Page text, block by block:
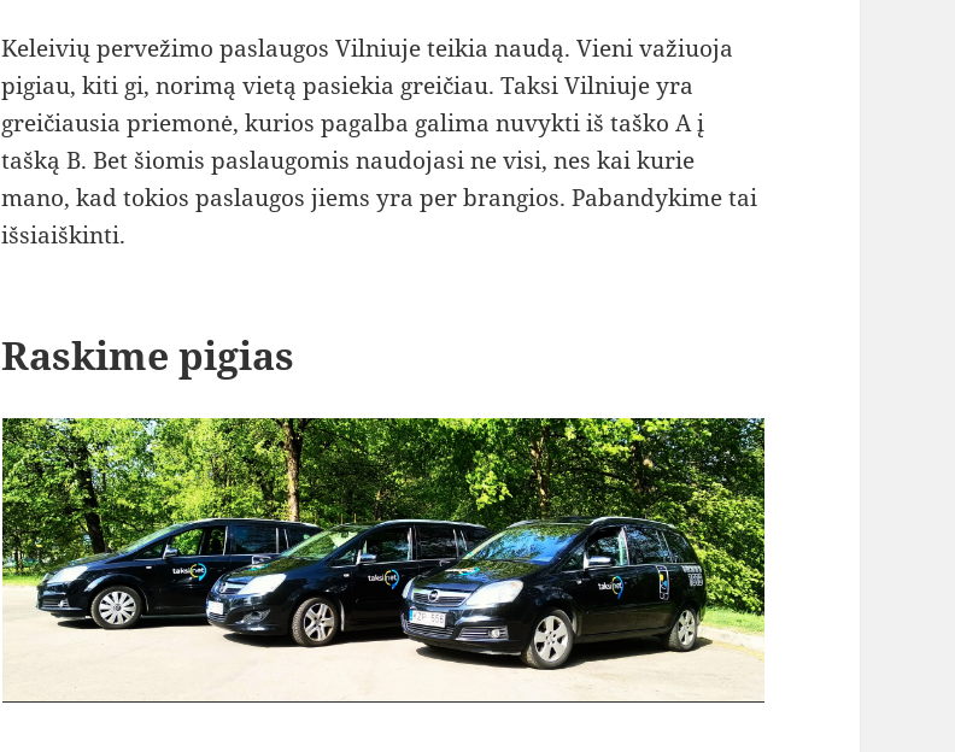
Keleivių pervežimo paslaugos Vilniuje teikia naudą. Vieni važiuoja
pigiau, kiti gi, norimą vietą pasiekia greičiau. Taksi Vilniuje yra
greičiausia priemonė, kurios pagalba galima nuvykti iš taško A į
tašką B. Bet šiomis paslaugomis naudojasi ne visi, nes kai kurie
mano, kad tokios paslaugos jiems yra per brangios. Pabandykime tai
išsiaiškinti.
Raskime pigias